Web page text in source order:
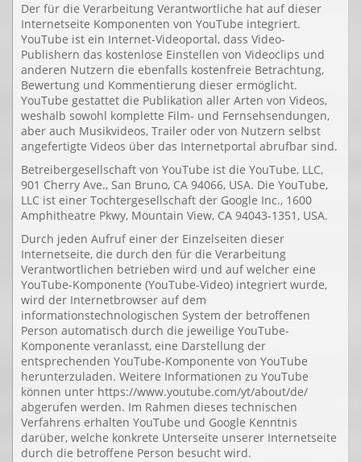
Der für die Verarbeitung Verantwortliche hat auf dieser
Internetseite Komponenten von YouTube integriert.
YouTube ist ein Internet-Videoportal, dass Video-
Publishern das kostenlose Einstellen von Videoclips und
anderen Nutzern die ebenfalls kostenfreie Betrachtung,
Bewertung und Kommentierung dieser ermöglicht.
YouTube gestattet die Publikation aller Arten von Videos,
weshalb sowohl komplette Film- und Fernsehsendungen,
aber auch Musikvideos, Trailer oder von Nutzern selbst
angefertigte Videos über das Internetportal abrufbar sind.
Betreibergesellschaft von YouTube ist die YouTube, LLC,
901 Cherry Ave., San Bruno, CA 94066, USA. Die YouTube,
LLC ist einer Tochtergesellschaft der Google Inc., 1600
Amphitheatre Pkwy, Mountain View, CA 94043-1351, USA.
Durch jeden Aufruf einer der Einzelseiten dieser
Internetseite, die durch den für die Verarbeitung
Verantwortlichen betrieben wird und auf welcher eine
YouTube-Komponente (YouTube-Video) integriert wurde,
wird der Internetbrowser auf dem
informationstechnologischen System der betroffenen
Person automatisch durch die jeweilige YouTube-
Komponente veranlasst, eine Darstellung der
entsprechenden YouTube-Komponente von YouTube
herunterzuladen. Weitere Informationen zu YouTube
können unter https://www.youtube.com/yt/about/de/
abgerufen werden. Im Rahmen dieses technischen
Verfahrens erhalten YouTube und Google Kenntnis
darüber, welche konkrete Unterseite unserer Internetseite
durch die betroffene Person besucht wird.